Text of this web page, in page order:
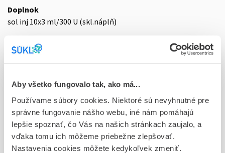
Aby všetko fungovalo tak, ako má...
Používame súbory cookies. Niektoré sú nevyhnutné pre
správne fungovanie nášho webu, iné nám pomáhajú
lepšie spoznať, čo Vás na našich stránkach zaujalo, a
vďaka tomu ich môžeme priebežne zlepšovať.
Nastavenia cookies môžete kedykoľvek zmeniť.
Doplnok
sol inj 10x3 ml/300 U (skl.náplň)
Stav
E - EU registrácia
Európska
Držiteľ, krajina
Novo Nordisk A/S, Dánsko
Indikačná skupina